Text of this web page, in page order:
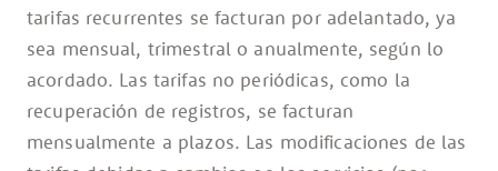
tarifas recurrentes se facturan por adelantado, ya
sea mensual, trimestral o anualmente, según lo
acordado. Las tarifas no periódicas, como la
recuperación de registros, se facturan
mensualmente a plazos. Las modificaciones de las